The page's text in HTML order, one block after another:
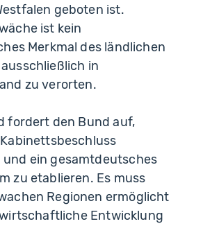
geboten ist.
ist kein
Merkmal des ländlichen
in
zu verorten.
fordert den Bund auf,
und ein gesamtdeutsches
zu etablieren. Es muss
Regionen ermöglicht
Entwicklung